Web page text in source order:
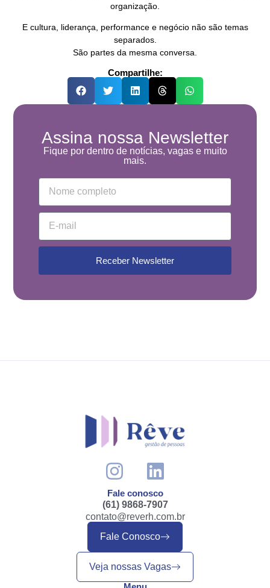
organização.
E cultura, liderança, performance e negócio não são temas
separados.
São partes da mesma conversa.
Compartilhe:
Assina nossa Newsletter
Fique por dentro de notícias, vagas e muito
mais.
Receber Newsletter
Fale conosco
(61) 9868-7907
contato@reverh.com.br
Fale Conosco
Veja nossas Vagas